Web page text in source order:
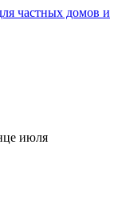
частных домов и
июля